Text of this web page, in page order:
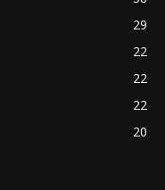
29
22
22
22
20